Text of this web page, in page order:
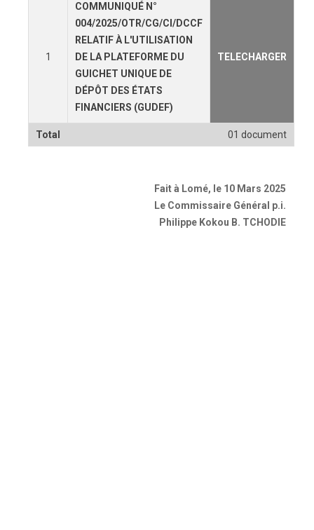
Total 01 document
1
COMMUNIQUÉ N°
004/2025/OTR/CG/CI/DCCF
RELATIF À L'UTILISATION
DE LA PLATEFORME DU
GUICHET UNIQUE DE
DÉPÔT DES ÉTATS
FINANCIERS (GUDEF)
TELECHARGER
Fait à Lomé, le 10 Mars 2025
Le Commissaire Général p.i.
Philippe Kokou B. TCHODIE